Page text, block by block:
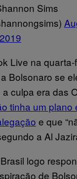
Sims
Live na quarta-
Bolsonaro se
culpa era das
tinha um plano
e que
a Al
logo
de